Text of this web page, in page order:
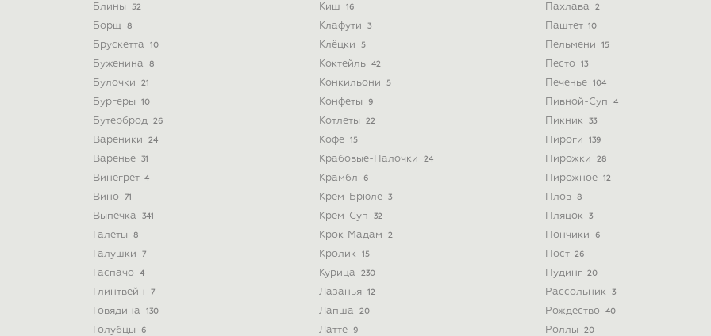
Блины 52
Борщ 8
Брускетта 10
Буженина 8
Булочки 21
Бургеры 10
Бутерброд 26
Вареники 24
Варенье 31
Винегрет 4
Вино 71
Выпечка 341
Галеты 8
Галушки 7
Гаспачо 4
Глинтвейн 7
Говядина 130
Голубцы 6
Киш 16
Клафути 3
Клёцки 5
Коктейль 42
Конкильони 5
Конфеты 9
Котлеты 22
Кофе 15
Крабовые-Палочки 24
Крамбл 6
Крем-Брюле 3
Крем-Суп 32
Крок-Мадам 2
Кролик 15
Курица 230
Лазанья 12
Лапша 20
Латте 9
Пахлава 2
Паштет 10
Пельмени 15
Песто 13
Печенье 104
Пивной-Суп 4
Пикник 33
Пироги 139
Пирожки 28
Пирожное 12
Плов 8
Пляцок 3
Пончики 6
Пост 26
Пудинг 20
Рассольник 3
Рождество 40
Роллы 20